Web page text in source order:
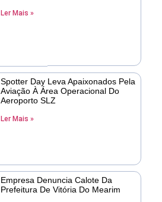
Ler Mais »
Spotter Day Leva Apaixonados Pela
Aviação À Área Operacional Do
Aeroporto SLZ
Ler Mais »
Empresa Denuncia Calote Da
Prefeitura De Vitória Do Mearim